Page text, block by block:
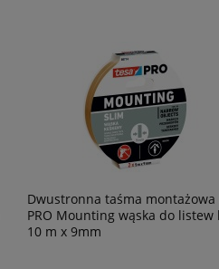
Dwustronna taśma
PRO Mounting wąska do listew
10 m x 9mm